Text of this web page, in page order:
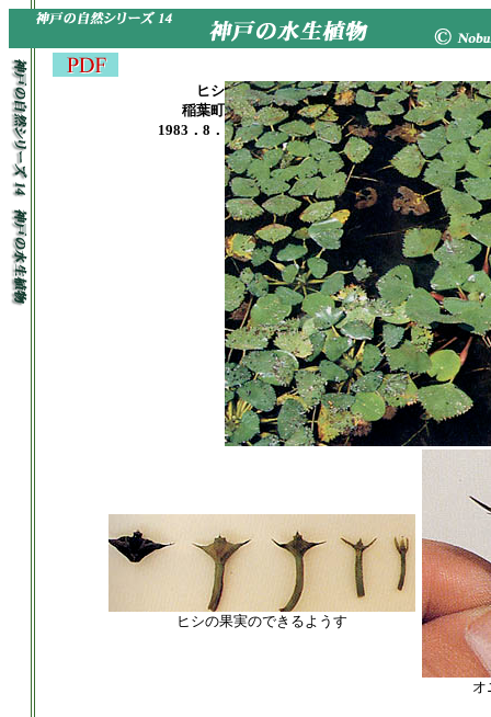
ヒシ
稲葉町
1983．8．
ヒシの果実のできるようす
オ